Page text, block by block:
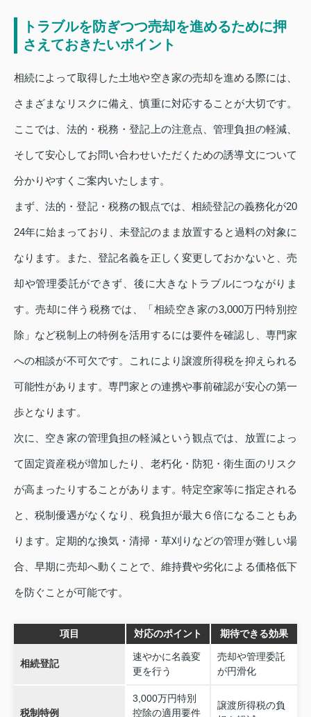
トラブルを防ぎつつ売却を進めるために押
さえておきたいポイント
相続によって取得した土地や空き家の売却を進める際には、
さまざまなリスクに備え、慎重に対応することが大切です。
ここでは、法的・税務・登記上の注意点、管理負担の軽減、
そして安心してお問い合わせいただくための誘導文について
分かりやすくご案内いたします。
まず、法的・登記・税務の観点では、相続登記の義務化が20
24年に始まっており、未登記のまま放置すると過料の対象に
なります。また、登記名義を正しく変更しておかないと、売
却や管理委託ができず、後に大きなトラブルにつながりま
す。売却に伴う税務では、「相続空き家の3,000万円特別控
除」など税制上の特例を活用するには要件を確認し、専門家
への相談が不可欠です。これにより譲渡所得税を抑えられる
可能性があります。専門家との連携や事前確認が安心の第一
歩となります。
次に、空き家の管理負担の軽減という観点では、放置によっ
て固定資産税が増加したり、老朽化・防犯・衛生面のリスク
が高まったりすることがあります。特定空家等に指定される
と、税制優遇がなくなり、税負担が最大６倍になることもあ
ります。定期的な換気・清掃・草刈りなどの管理が難しい場
合、早期に売却へ動くことで、維持費や劣化による価格低下
を防ぐことが可能です。
項目 対応のポイント 期待できる効果
相続登記
速やかに名義変
更を行う
売却や管理委託
が円滑化
税制特例
3,000万円特別
控除の適用要件
譲渡所得税の負